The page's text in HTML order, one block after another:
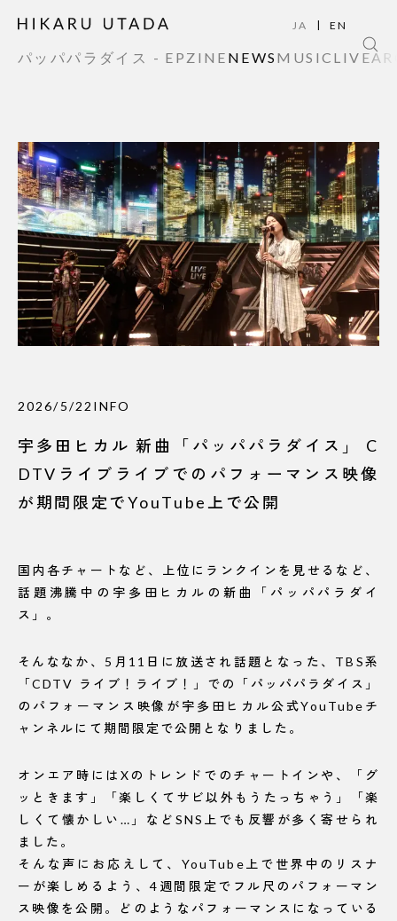
パッパパラダイス - EP ZINE NEWS MUSIC LIVE
JA | EN
2026/5/22 INFO
宇多田ヒカル 新曲「パッパパラダイス」 C
DTVライブライブでのパフォーマンス映像
が期間限定でYouTube上で公開
国内各チャートなど、上位にランクインを見せるなど、
話題沸騰中の宇多田ヒカルの新曲「パッパパラダイ
ス」。
そんななか、5月11日に放送され話題となった、TBS系
「CDTV ライブ！ライブ！」での「パッパパラダイス」
のパフォーマンス映像が宇多田ヒカル公式YouTubeチ
ャンネルにて期間限定で公開となりました。
オンエア時にはXのトレンドでのチャートインや、「グ
ッときます」「楽しくてサビ以外もうたっちゃう」「楽
しくて懐かしい…」などSNS上でも反響が多く寄せられ
ました。
そんな声にお応えして、YouTube上で世界中のリスナ
ーが楽しめるよう、4週間限定でフル尺のパフォーマン
ス映像を公開。どのようなパフォーマンスになっている